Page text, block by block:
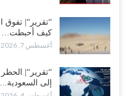
“تقرير“| تفوق
كيف أحبطت…
أغسطس 7, 2026
“تقرير“|
إلى